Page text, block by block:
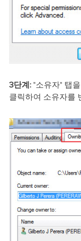
3단계:"소유자" 탭
클릭하여 소유자를